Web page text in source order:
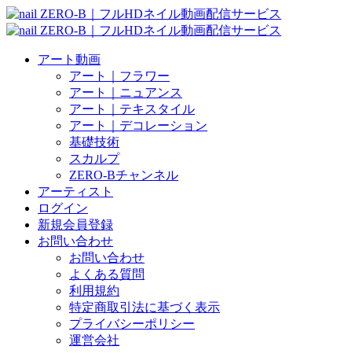
アート動画
アート｜フラワー
アート｜ニュアンス
アート｜テキスタイル
アート｜デコレーション
基礎技術
スカルプ
ZERO-Bチャンネル
アーティスト
ログイン
新規会員登録
お問い合わせ
お問い合わせ
よくある質問
利用規約
特定商取引法に基づく表示
プライバシーポリシー
運営会社